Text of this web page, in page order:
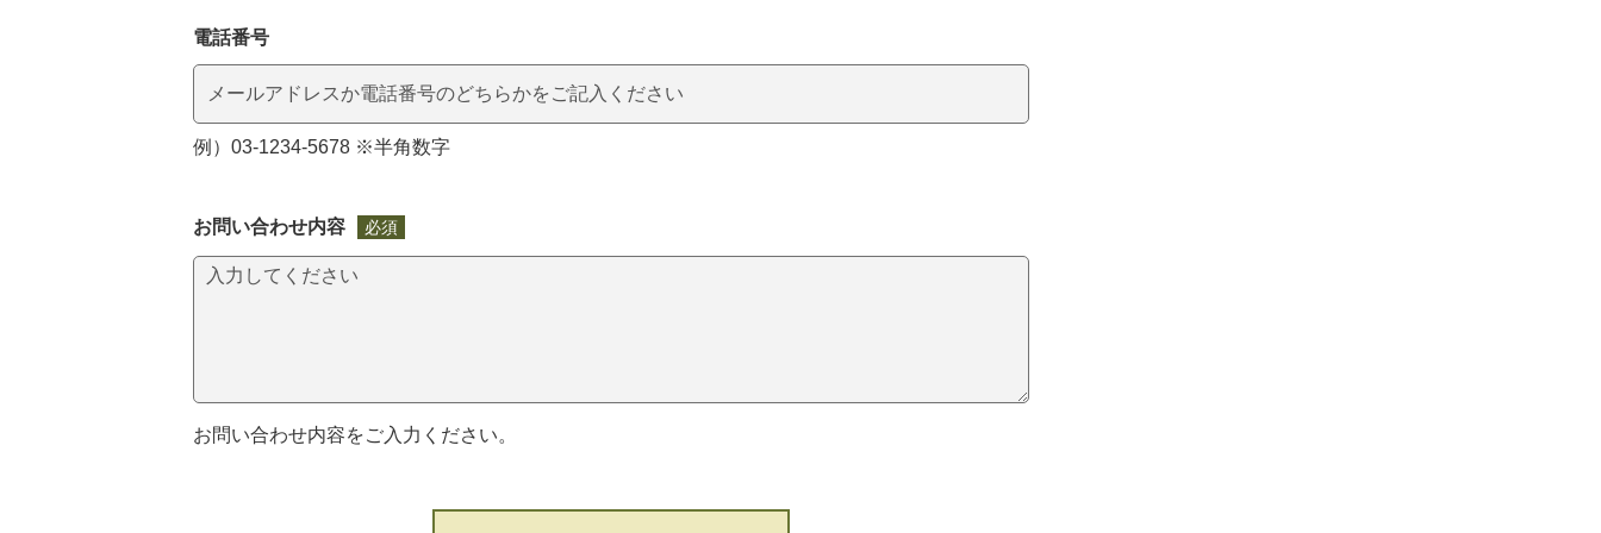
電話番号
例）03-1234-5678 ※半角数字
お問い合わせ内容 必須
お問い合わせ内容をご入力ください。